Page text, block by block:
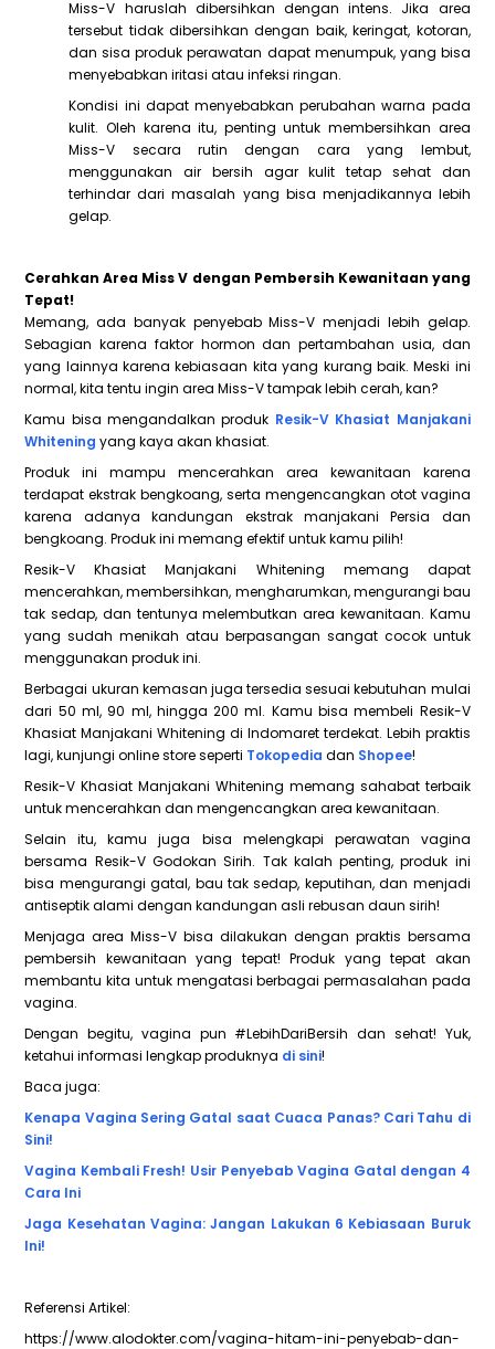
Miss-V haruslah dibersihkan dengan intens. Jika area
tersebut tidak dibersihkan dengan baik, keringat, kotoran,
dan sisa produk perawatan dapat menumpuk, yang bisa
menyebabkan iritasi atau infeksi ringan.
Kondisi ini dapat menyebabkan perubahan warna pada
kulit. Oleh karena itu, penting untuk membersihkan area
Miss-V secara rutin dengan cara yang lembut,
menggunakan air bersih agar kulit tetap sehat dan
terhindar dari masalah yang bisa menjadikannya lebih
gelap.
Cerahkan Area Miss V dengan Pembersih Kewanitaan yang
Tepat!
Memang, ada banyak penyebab Miss-V menjadi lebih gelap.
Sebagian karena faktor hormon dan pertambahan usia, dan
yang lainnya karena kebiasaan kita yang kurang baik. Meski ini
normal, kita tentu ingin area Miss-V tampak lebih cerah, kan?
Kamu bisa mengandalkan produk Resik-V Khasiat Manjakani
Whitening yang kaya akan khasiat.
Produk ini mampu mencerahkan area kewanitaan karena
terdapat ekstrak bengkoang, serta mengencangkan otot vagina
karena adanya kandungan ekstrak manjakani Persia dan
bengkoang. Produk ini memang efektif untuk kamu pilih!
Resik-V Khasiat Manjakani Whitening memang dapat
mencerahkan, membersihkan, mengharumkan, mengurangi bau
tak sedap, dan tentunya melembutkan area kewanitaan. Kamu
yang sudah menikah atau berpasangan sangat cocok untuk
menggunakan produk ini.
Berbagai ukuran kemasan juga tersedia sesuai kebutuhan mulai
dari 50 ml, 90 ml, hingga 200 ml. Kamu bisa membeli Resik-V
Khasiat Manjakani Whitening di Indomaret terdekat. Lebih praktis
lagi, kunjungi online store seperti Tokopedia dan Shopee!
Resik-V Khasiat Manjakani Whitening memang sahabat terbaik
untuk mencerahkan dan mengencangkan area kewanitaan.
Selain itu, kamu juga bisa melengkapi perawatan vagina
bersama Resik-V Godokan Sirih. Tak kalah penting, produk ini
bisa mengurangi gatal, bau tak sedap, keputihan, dan menjadi
antiseptik alami dengan kandungan asli rebusan daun sirih!
Menjaga area Miss-V bisa dilakukan dengan praktis bersama
pembersih kewanitaan yang tepat! Produk yang tepat akan
membantu kita untuk mengatasi berbagai permasalahan pada
vagina.
Dengan begitu, vagina pun #LebihDariBersih dan sehat! Yuk,
ketahui informasi lengkap produknya di sini!
Baca juga:
Kenapa Vagina Sering Gatal saat Cuaca Panas? Cari Tahu di
Sini!
Vagina Kembali Fresh! Usir Penyebab Vagina Gatal dengan 4
Cara Ini
Jaga Kesehatan Vagina: Jangan Lakukan 6 Kebiasaan Buruk
Ini!
Referensi Artikel:
https://www.alodokter.com/vagina-hitam-ini-penyebab-dan-